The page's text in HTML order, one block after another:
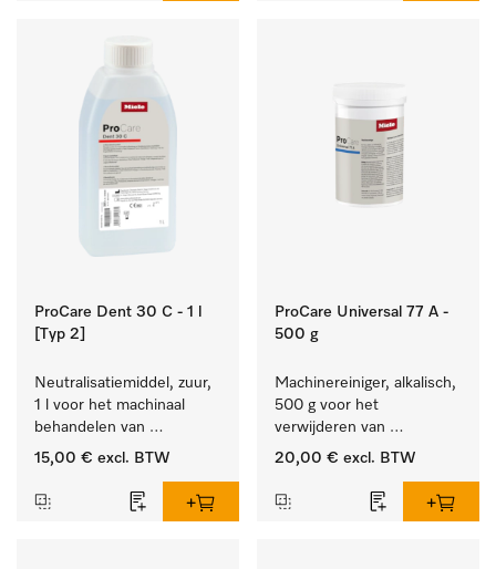
ProCare Dent 30 C - 1 l
[Typ 2]
Neutralisatiemiddel, zuur,
1 l voor het machinaal
behandelen van
tandheelkundige- en
15,00 € excl. BTW
ProCare Universal 77 A -
500 g
Machinereiniger, alkalisch,
500 g voor het
verwijderen van
hardnekkige
20,00 € excl. BTW